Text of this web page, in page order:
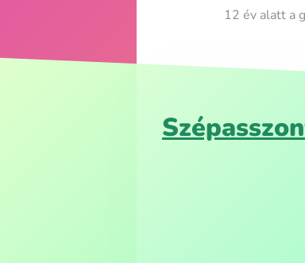
12 év alatt a